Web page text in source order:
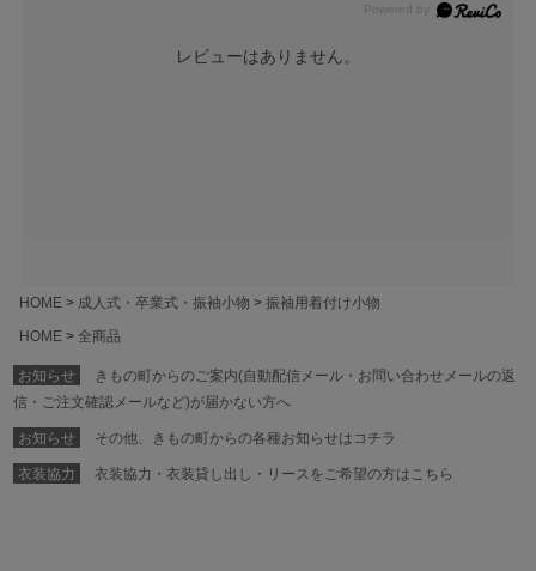
レビューはありません。
HOME 成人式・卒業式・振袖小物
振袖用着付け小物
HOME
全商品
お知らせ
きもの町からのご案内(自動配信メール・お問い合わせメールの返
信・ご注文確認メールなど)が届かない方へ
お知らせ その他、きもの町からの各種お知らせはコチラ
衣装協力 衣装協力・衣装貸し出し・リースをご希望の方はこちら